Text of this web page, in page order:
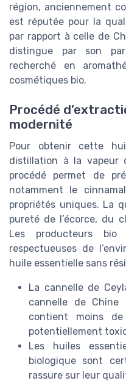
région, anciennement
est réputée pour la
par rapport à celle de
distingue par son
recherché en
cosmétiques bio.
Procédé
modernité
Pour obtenir cette
distillation à la vapeur
procédé permet de
notamment le
propriétés uniques. La
pureté de l’écorce, du
Les producteurs bio
respectueuses de
huile essentielle sans
La cannelle de
cannelle de
contient moins de
potentiellement
Les huiles
biologique sont
rassure sur leur